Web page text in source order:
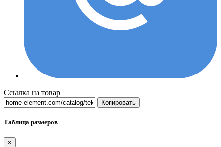
Ссылка на товар
Копировать
Таблица размеров
×